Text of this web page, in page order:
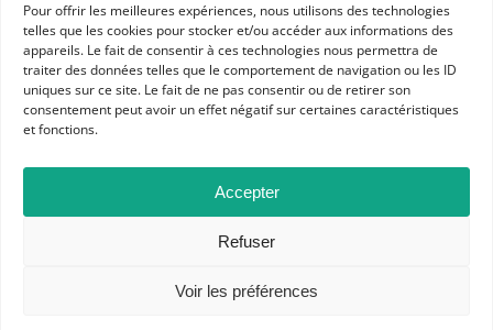
Pour offrir les meilleures expériences, nous utilisons des technologies
telles que les cookies pour stocker et/ou accéder aux informations des
appareils. Le fait de consentir à ces technologies nous permettra de
traiter des données telles que le comportement de navigation ou les ID
uniques sur ce site. Le fait de ne pas consentir ou de retirer son
consentement peut avoir un effet négatif sur certaines caractéristiques
et fonctions.
Accepter
Refuser
Voir les préférences
APHG
Association des professeurs d'histoire et géographie
+ 33 0(1) 42 33 62 37
BP 6541 – 75065 Paris Cedex 02